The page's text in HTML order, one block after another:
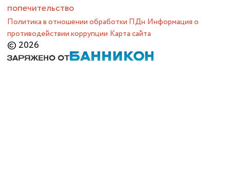
попечительство
Политика в отношении обработки ПДн Информация о
противодействии коррупции Карта сайта
© 2026